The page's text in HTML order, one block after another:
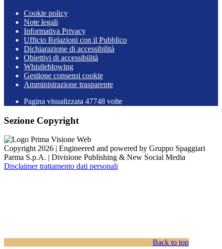
Cookie policy
Note legali
Informativa Privacy
Ufficio Relazioni con il Pubblico
Dichiarazione di accessibilità
Obiettivi di accessibilità
Whistleblowing
Gestione consensi cookie
Amministrazione trasparente
Pagina visualizzata 47748 volte
Sezione Copyright
Copyright 2026 | Engineered and powered by Gruppo Spaggiari
Parma S.p.A. | Divisione Publishing & New Social Media
Disclaimer trattamento dati personali
Back to top